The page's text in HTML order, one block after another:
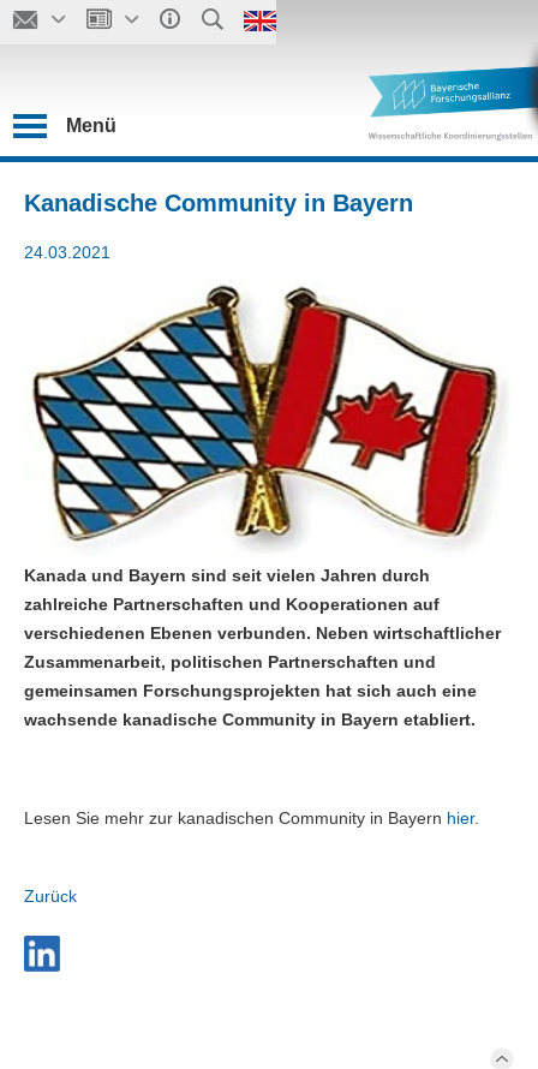
Menü
Kanadische Community in Bayern
24.03.2021
Kanada und Bayern sind seit vielen Jahren durch
zahlreiche Partnerschaften und Kooperationen auf
verschiedenen Ebenen verbunden. Neben wirtschaftlicher
Zusammenarbeit, politischen Partnerschaften und
gemeinsamen Forschungsprojekten hat sich auch eine
wachsende kanadische Community in Bayern etabliert.
Lesen Sie mehr zur kanadischen Community in Bayern hier.
Zurück